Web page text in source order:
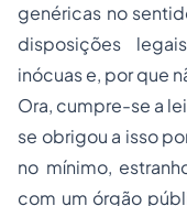
genéricas no
disposições
inócuas e, por que
Ora, cumpre-se a
se obrigou a isso
no mínimo,
com um órgão